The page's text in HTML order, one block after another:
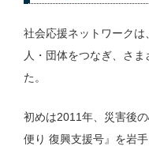
社会応援ネットワーク
人・団体をつなぎ、さ
た。
初めは2011年、災害後
便り 復興支援号』を岩